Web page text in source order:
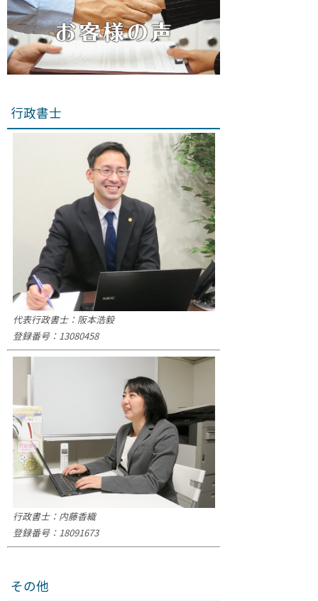
行政書士
代表行政書士：阪本浩毅
登録番号：13080458
行政書士：内藤香織
登録番号：18091673
その他